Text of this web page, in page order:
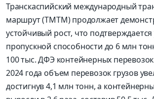
Транскаспийский международный
маршрут (ТМТМ) продолжает
устойчивый рост, что
пропускной способности до 6 млн
100 тыс. ДФЭ контейнерных
2024 года объем перевозок грузов
достигнув 4,1 млн тонн, а